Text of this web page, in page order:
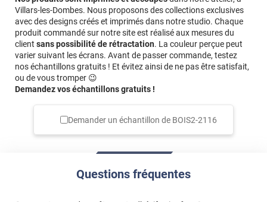
Villars-les-Dombes. Nous proposons des collections exclusives
avec des designs créés et imprimés dans notre studio. Chaque
produit commandé sur notre site est réalisé aux mesures du
client sans possibilité de rétractation. La couleur perçue peut
varier suivant les écrans. Avant de passer commande, testez
nos échantillons gratuits ! Et évitez ainsi de ne pas être satisfait,
ou de vous tromper 😉
Demandez vos échantillons gratuits !
Demander un échantillon de BOIS2-2116
Questions fréquentes